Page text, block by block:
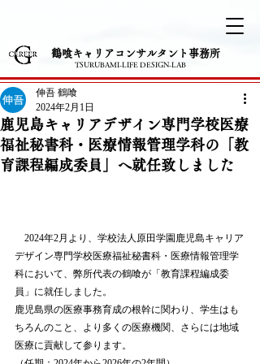
​鶴喰キャリアコンサルタント事務所
TSURUBAMI-LIFE DESIGN-LAB
鹿児島キャリアデザイン専門学校医療
福祉秘書科・医療情報管理学科の「教
育課程編成委員」へ就任致しました
伸吾 鶴喰
2024年2月1日
2024年2月より、学校法人原田学園鹿児島キャリア
デザイン専門学校医療福祉秘書科・医療情報管理学
科において、弊所代表の鶴喰が「教育課程編成委
員」に就任しました。
鹿児島県の医療事務育成の根幹に関わり、学生はも
ちろんのこと、より多くの医療機関、さらには地域
医療に貢献して参ります。